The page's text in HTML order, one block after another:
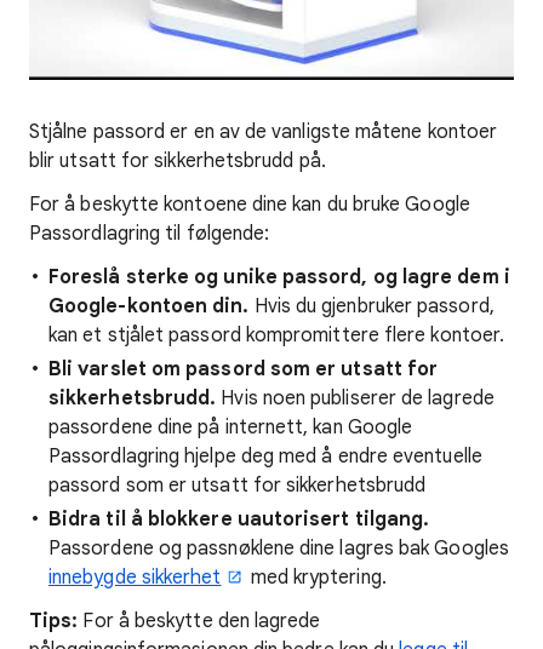
Stjålne passord er en av de vanligste måtene kontoer
blir utsatt for sikkerhetsbrudd på.
For å beskytte kontoene dine kan du bruke Google
Passordlagring til følgende:
Foreslå sterke og unike passord, og lagre dem i
Google-kontoen din. Hvis du gjenbruker passord,
kan et stjålet passord kompromittere flere kontoer.
Bli varslet om passord som er utsatt for
sikkerhetsbrudd. Hvis noen publiserer de lagrede
passordene dine på internett, kan Google
Passordlagring hjelpe deg med å endre eventuelle
passord som er utsatt for sikkerhetsbrudd
Bidra til å blokkere uautorisert tilgang.
Passordene og passnøklene dine lagres bak Googles
innebygde sikkerhet
med kryptering.
Tips: For å beskytte den lagrede